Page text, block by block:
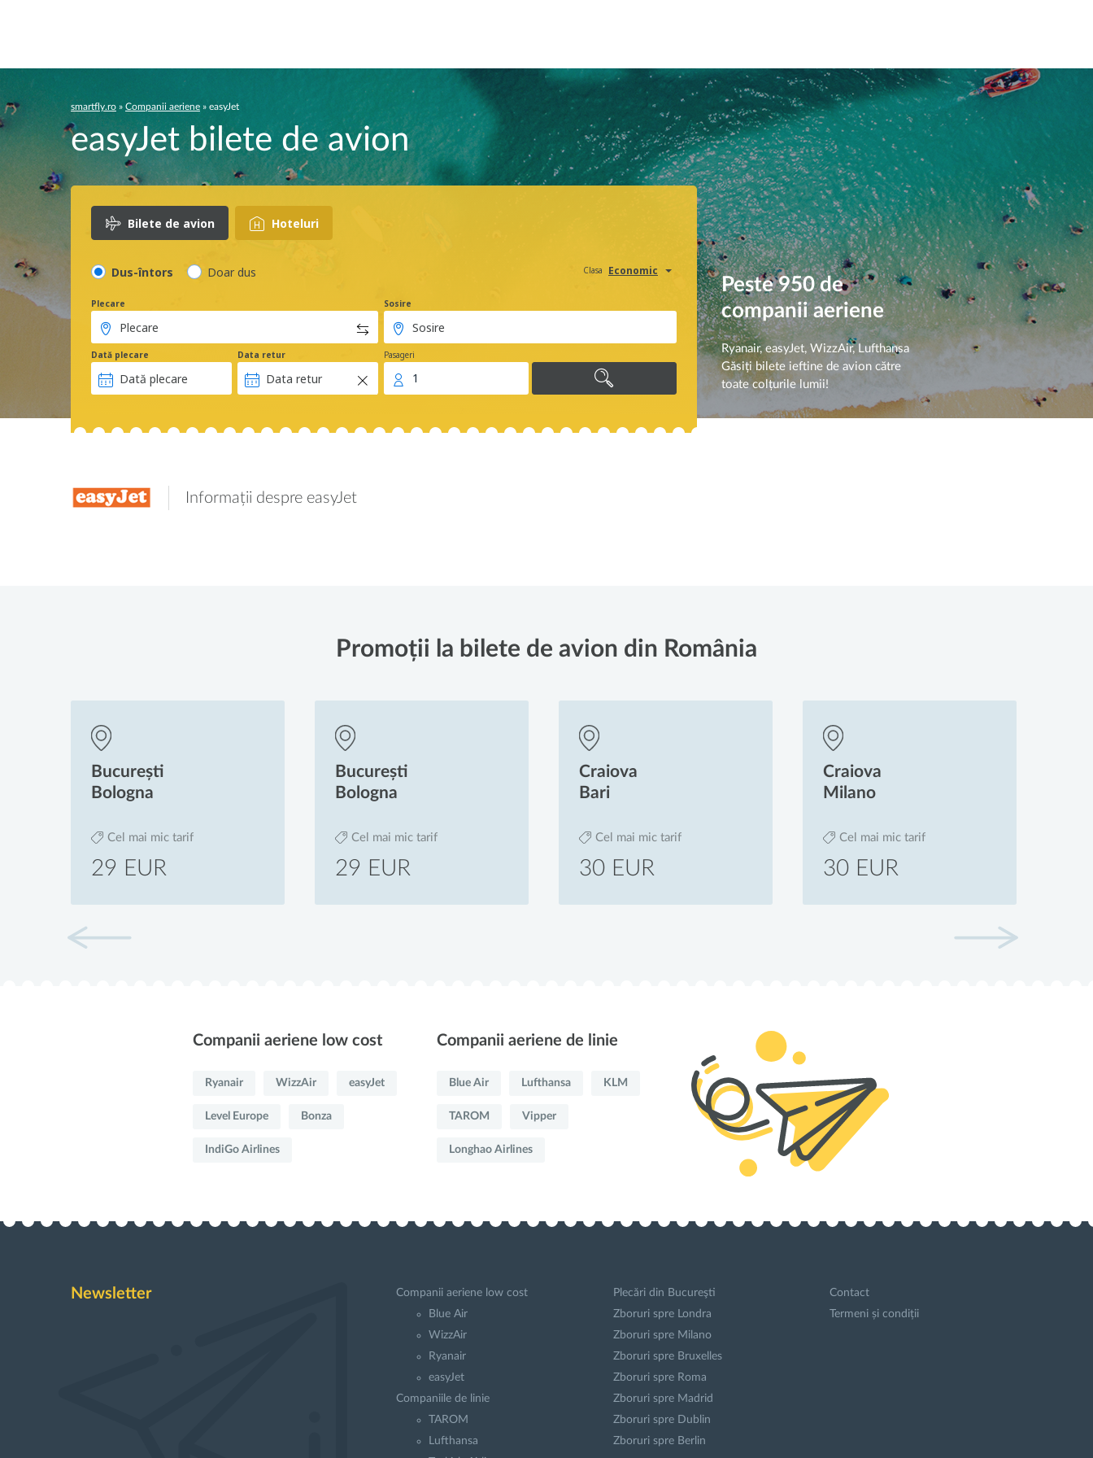
smartfly.ro » Companii aeriene » easyJet
easyJet bilete de avion
Bilete de avion Hoteluri
Clasa Economic
Dus-întors Doar dus
Plecare Sosire
Dată plecare Data retur Pasageri
1
Peste 950 de
companii aeriene
Ryanair, easyJet, WizzAir, Lufthansa
Găsiți bilete ieftine de avion către
toate colțurile lumii!
Informații despre easyJet
Promoții la bilete de avion din România
București
Bologna
Cel mai mic tarif
29 EUR
Craiova
Bari
Cel mai mic tarif
30 EUR
Craiova
Milano
Cel mai mic tarif
30 EUR
Suceava
Milano
Cel mai mic tarif
30 EUR
Companii aeriene low cost
Ryanair WizzAir easyJet
Level Europe Bonza
IndiGo Airlines
Companii aeriene de linie
Blue Air Lufthansa KLM
TAROM Vipper
Longhao Airlines
Newsletter
Companii aeriene low cost
Blue Air
WizzAir
Ryanair
easyJet
Companiile de linie
TAROM
Lufthansa
Plecări din Bucureşti
Zboruri spre Londra
Zboruri spre Milano
Zboruri spre Bruxelles
Zboruri spre Roma
Zboruri spre Madrid
Zboruri spre Dublin
Zboruri spre Berlin
Contact
Termeni și condiții